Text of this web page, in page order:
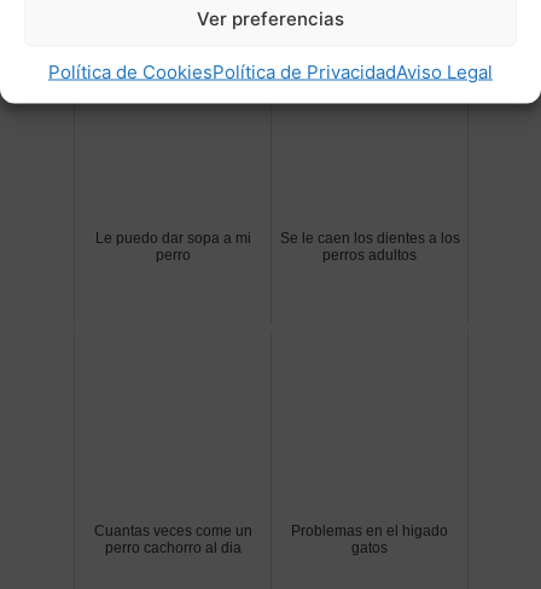
Ver preferencias
Política de CookiesPolítica de PrivacidadAviso Legal
Le puedo dar sopa a mi
perro
Se le caen los dientes a los
perros adultos
Cuantas veces come un
perro cachorro al dia
Problemas en el higado
gatos